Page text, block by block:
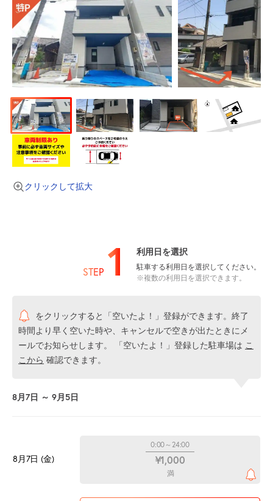
クリックして拡大
STEP 1 利用日を選択
駐車する利用日を選択してください。
※複数の利用日を選択できます。
をクリックすると「空いたよ！」登録ができます。終了
時間より早く空いた時や、キャンセルで空きが出たときにメ
ールでお知らせします。 「空いたよ！」登録した駐車場は こ
こから 確認できます。
8月7日 ～ 9月5日
8月7日 (金)
0:00～24:00
¥1,000
満